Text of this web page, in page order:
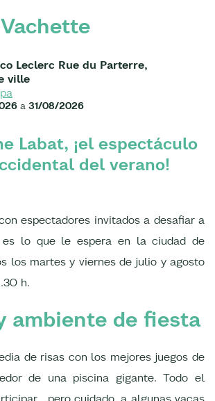
Leclerc Rue du Parterre,
ville
a 31/08/2026
Labat, ¡el espectáculo
del verano!
espectadores invitados a desafiar a
es lo que le espera en la ciudad de
los martes y viernes de julio y agosto
h.
ambiente de fiesta
de risas con los mejores juegos de
de una piscina gigante. Todo el
pero cuidado, a algunas vacas